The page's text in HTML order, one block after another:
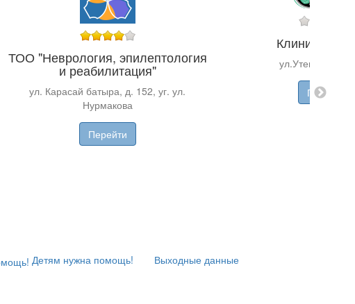
ТОО "Неврология, эпилептология
и реабилитация"
ул. Карасай батыра, д. 152, уг. ул.
Нурмакова
Перейти
Клиника
ул.Утеген
Перейти
Детям нужна помощь! Выходные данные